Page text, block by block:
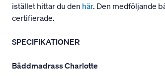
istället hittar du den här. Den medföljande
certifierade.
SPECIFIKATIONER
Bäddmadrass Charlotte